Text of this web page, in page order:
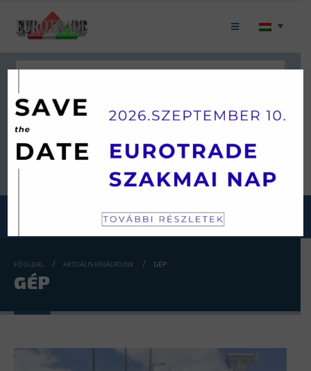
Keresés
JÁRMŰKATEGÓRIÁINK
FŐOLDAL AKTUÁLIS KÍNÁLATUNK GÉP
GÉP